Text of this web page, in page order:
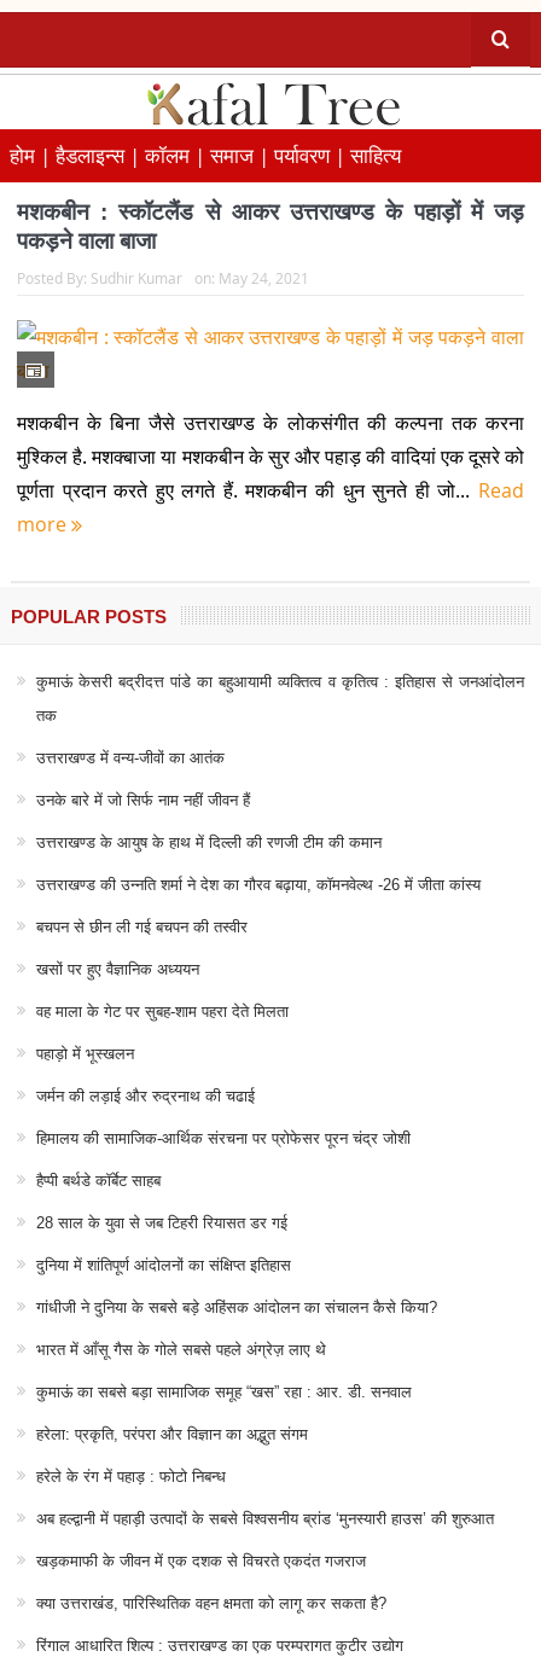
होम |हैडलाइन्स |कॉलम |समाज |पर्यावरण |साहित्य
मशकबीन : स्कॉटलैंड से आकर उत्तराखण्ड के पहाड़ों में जड़
पकड़ने वाला बाजा
Posted By: Sudhir Kumar on: May 24, 2021
मशकबीन के बिना जैसे उत्तराखण्ड के लोकसंगीत की कल्पना तक करना
मुश्किल है. मशक्बाजा या मशकबीन के सुर और पहाड़ की वादियां एक दूसरे को
पूर्णता प्रदान करते हुए लगते हैं. मशकबीन की धुन सुनते ही जो... Read
more
POPULAR POSTS
कुमाऊं केसरी बद्रीदत्त पांडे का बहुआयामी व्यक्तित्व व कृतित्व : इतिहास से जनआंदोलन
तक
उत्तराखण्ड में वन्य-जीवों का आतंक
उनके बारे में जो सिर्फ नाम नहीं जीवन हैं
उत्तराखण्ड के आयुष के हाथ में दिल्ली की रणजी टीम की कमान
उत्तराखण्ड की उन्नति शर्मा ने देश का गौरव बढ़ाया, कॉमनवेल्थ -26 में जीता कांस्य
बचपन से छीन ली गई बचपन की तस्वीर
खसों पर हुए वैज्ञानिक अध्ययन
वह माला के गेट पर सुबह-शाम पहरा देते मिलता
पहाड़ो में भूस्खलन
जर्मन की लड़ाई और रुद्रनाथ की चढाई
हिमालय की सामाजिक-आर्थिक संरचना पर प्रोफेसर पूरन चंद्र जोशी
हैप्पी बर्थडे कॉर्बेट साहब
28 साल के युवा से जब टिहरी रियासत डर गई
दुनिया में शांतिपूर्ण आंदोलनों का संक्षिप्त इतिहास
गांधीजी ने दुनिया के सबसे बड़े अहिंसक आंदोलन का संचालन कैसे किया?
भारत में आँसू गैस के गोले सबसे पहले अंग्रेज़ लाए थे
कुमाऊं का सबसे बड़ा सामाजिक समूह “खस” रहा : आर. डी. सनवाल
हरेला: प्रकृति, परंपरा और विज्ञान का अद्भुत संगम
हरेले के रंग में पहाड़ : फोटो निबन्ध
अब हल्द्वानी में पहाड़ी उत्पादों के सबसे विश्वसनीय ब्रांड ‘मुनस्यारी हाउस’ की शुरुआत
खड़कमाफी के जीवन में एक दशक से विचरते एकदंत गजराज
क्या उत्तराखंड, पारिस्थितिक वहन क्षमता को लागू कर सकता है?
रिंगाल आधारित शिल्प : उत्तराखण्ड का एक परम्परागत कुटीर उद्योग